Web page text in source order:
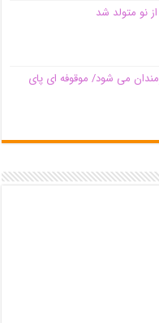
نو متولد شد
می شود/ موقوفه ای پای